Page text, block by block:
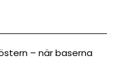
– när baserna